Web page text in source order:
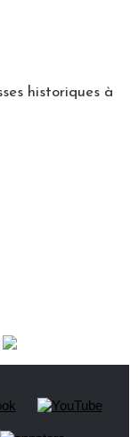
historiques à